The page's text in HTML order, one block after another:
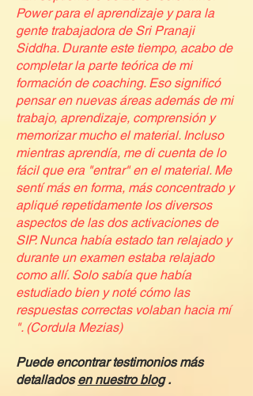
Power para el aprendizaje y para la
gente trabajadora de Sri Pranaji
Siddha. Durante este tiempo, acabo de
completar la parte teórica de mi
formación de coaching. Eso significó
pensar en nuevas áreas además de mi
trabajo, aprendizaje, comprensión y
memorizar mucho el material. Incluso
mientras aprendía, me di cuenta de lo
fácil que era "entrar" en el material. Me
sentí más en forma, más concentrado y
apliqué repetidamente los diversos
aspectos de las dos activaciones de
SIP. Nunca había estado tan relajado y
durante un examen estaba relajado
como allí. Solo sabía que había
estudiado bien y noté cómo las
respuestas correctas volaban hacia mí
". (Cordula Mezias)
Puede encontrar testimonios más
detalladosen nuestro blog.